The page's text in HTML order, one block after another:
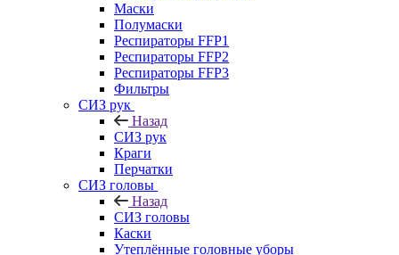
Маски
Полумаски
Респираторы FFP1
Респираторы FFP2
Респираторы FFP3
Фильтры
СИЗ рук
Назад
СИЗ рук
Краги
Перчатки
СИЗ головы
Назад
СИЗ головы
Каски
Утеплённые головные уборы